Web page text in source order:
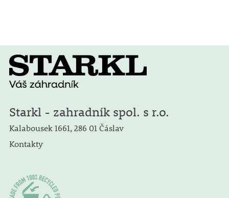
Starkl - zahradník spol. s r.o.
Kalabousek 1661, 286 01 Čáslav
Kontakty